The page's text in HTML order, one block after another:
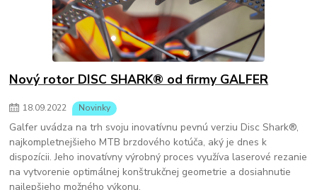
Nový rotor DISC SHARK® od firmy GALFER
18.09.2022 Novinky
Galfer uvádza na trh svoju inovatívnu pevnú verziu Disc Shark®,
najkompletnejšieho MTB brzdového kotúča, aký je dnes k
dispozícii. Jeho inovatívny výrobný proces využíva laserové rezanie
na vytvorenie optimálnej konštrukčnej geometrie a dosiahnutie
najlepšieho možného výkonu.